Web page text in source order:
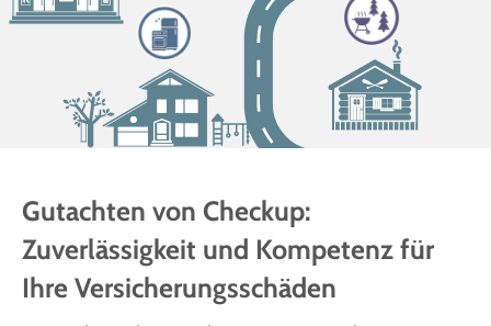
Gutachten von Checkup:
Zuverlässigkeit und Kompetenz für
Ihre Versicherungsschäden